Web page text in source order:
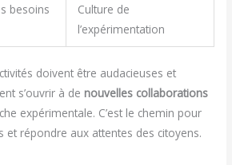
besoins
Culture de
l’expérimentation
doivent être audacieuses et
s’ouvrir à de nouvelles collaborations
expérimentale. C’est le chemin pour
et répondre aux attentes des citoyens.